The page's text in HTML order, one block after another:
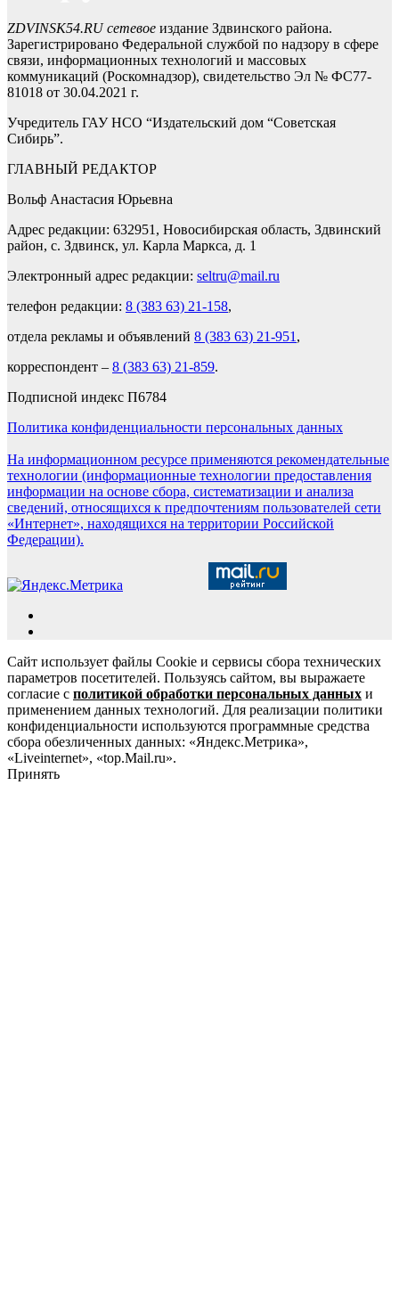
ZDVINSK54.RU сетевое издание Здвинского района.
Зарегистрировано Федеральной службой по надзору в сфере
связи, информационных технологий и массовых
коммуникаций (Роскомнадзор), свидетельство Эл № ФС77-
81018 от 30.04.2021 г.
Учредитель ГАУ НСО “Издательский дом “Советская
Сибирь”.
ГЛАВНЫЙ РЕДАКТОР
Вольф Анастасия Юрьевна
Адрес редакции: 632951, Новосибирская область, Здвинский
район, с. Здвинск, ул. Карла Маркса, д. 1
Электронный адрес редакции: seltru@mail.ru
телефон редакции: 8 (383 63) 21-158,
отдела рекламы и объявлений 8 (383 63) 21-951 ,
корреспондент – 8 (383 63) 21-859.
Подписной индекс П6784
Политика конфиденциальности персональных данных
На информационном ресурсе применяются рекомендательные
технологии (информационные технологии предоставления
информации на основе сбора, систематизации и анализа
сведений, относящихся к предпочтениям пользователей сети
«Интернет», находящихся на территории Российской
Федерации).
Сайт использует файлы Cookie и сервисы сбора технических
параметров посетителей. Пользуясь сайтом, вы выражаете
согласие с политикой обработки персональных данных и
применением данных технологий. Для реализации политики
конфиденциальности используются программные средства
сбора обезличенных данных: «Яндекс.Метрика»,
«Liveinternet», «top.Mail.ru».
Принять